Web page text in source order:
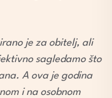
je za obitelj, ali
sagledamo što
A ova je godina
i na osobnom